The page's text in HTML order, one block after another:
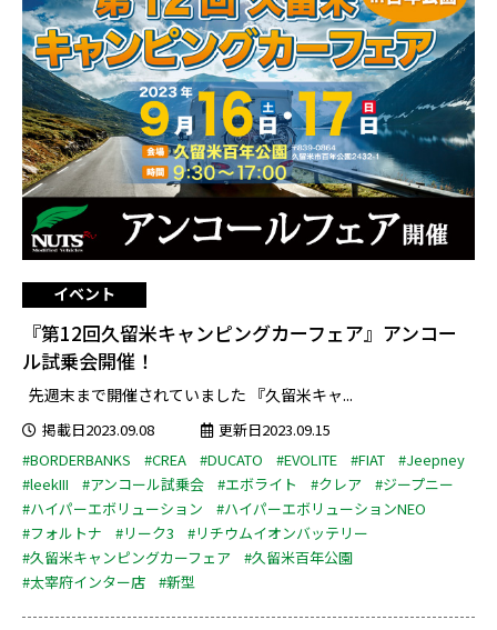
イベント
『第12回久留米キャンピングカーフェア』アンコー
ル試乗会開催！
先週末まで開催されていました 『久留米キャ...
掲載日2023.09.08
更新日2023.09.15
#BORDERBANKS
#CREA #DUCATO #EVOLITE #FIAT
#Jeepney
#leekIII
#アンコール試乗会 #エボライト #クレア
#ジープニー
#ハイパーエボリューション
#ハイパーエボリューションNEO
#フォルトナ
#リーク3
#リチウムイオンバッテリー
#久留米キャンピングカーフェア
#久留米百年公園
#太宰府インター店
#新型